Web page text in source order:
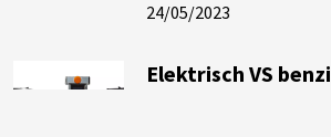
24/05/2023
Elektrisch VS